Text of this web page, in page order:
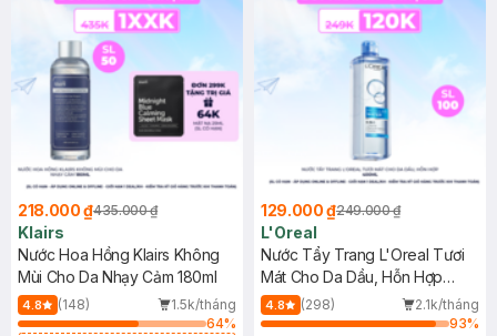
218.000 ₫435.000 ₫
Klairs
Nước Hoa Hồng Klairs Không
Mùi Cho Da Nhạy Cảm 180ml
4.8 (148)
1.5k/tháng
64%
129.000 ₫249.000 ₫
L'Oreal
Nước Tẩy Trang L'Oreal Tươi
Mát Cho Da Dầu, Hỗn Hợp
400ml
4.8 (298)
2.1k/tháng
93%